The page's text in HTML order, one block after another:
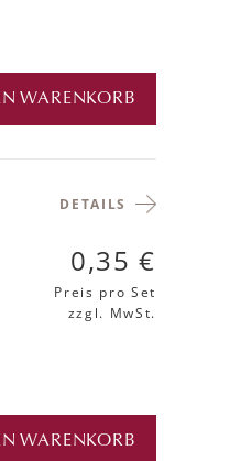
WARENKORB
DETAILS
0,35 €
Preis pro Set
zzgl. MwSt.
WARENKORB